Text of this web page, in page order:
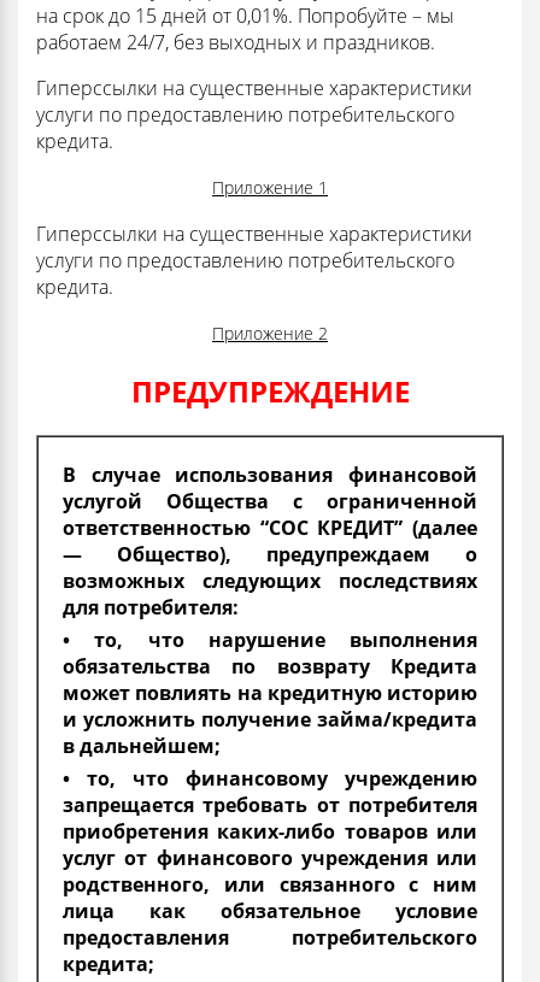
на срок до 15 дней от 0,01%. Попробуйте – мы
работаем 24/7, без выходных и праздников.
Гиперссылки на существенные характеристики
услуги по предоставлению потребительского
кредита.
Приложение 1
Гиперссылки на существенные характеристики
услуги по предоставлению потребительского
кредита.
Приложение 2
ПРЕДУПРЕЖДЕНИЕ
В случае использования финансовой
услугой Общества с ограниченной
ответственностью “СОС КРЕДИТ” (далее
— Общество), предупреждаем о
возможных следующих последствиях
для потребителя:
• то, что нарушение выполнения
обязательства по возврату Кредита
может повлиять на кредитную историю
и усложнить получение займа/кредита
в дальнейшем;
• то, что финансовому учреждению
запрещается требовать от потребителя
приобретения каких-либо товаров или
услуг от финансового учреждения или
родственного, или связанного с ним
лица как обязательное условие
предоставления потребительского
кредита;